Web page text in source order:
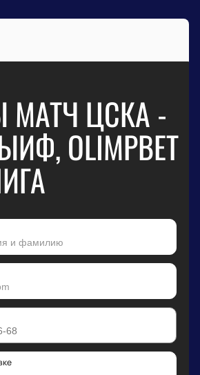
МАТЧ ЦСКА -
OLIMPBET